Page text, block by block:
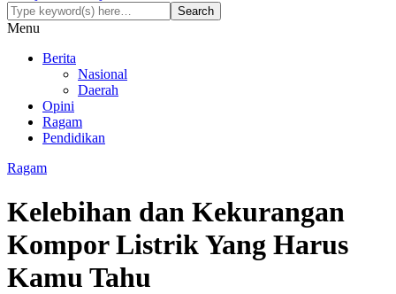
Menu
Berita
Nasional
Daerah
Opini
Ragam
Pendidikan
Ragam
Kelebihan dan Kekurangan
Kompor Listrik Yang Harus
Kamu Tahu